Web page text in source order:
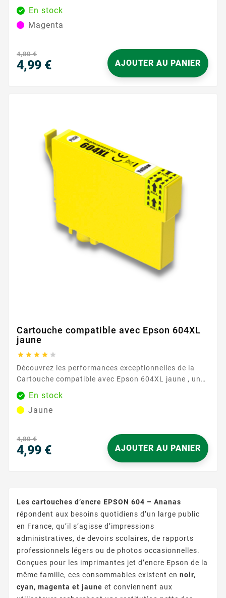
disponible exclusivement chez Easycartouche.
Conçue pour répondre aux normes élevées de qualité
et de fiabilité, cette cartouche magenta est un
couleurs éclatantes sans compromettre les
performances. Cette cartouche fait...
En stock
Magenta
4,80 €
4,99 € AJOUTER AU PANIER
Cartouche compatible avec Epson 604XL
jaune
    
Découvrez les performances exceptionnelles de la
Cartouche compatible avec Epson 604XL jaune , un
choix fiable pour ceux qui recherchent des résultats
d'impression vifs et constants. Conçue
spécifiquement pour votre imprimante Epson, cette
nuances jaunes éclatantes et fidèles à la réalité. Que
vous imprimiez des documents ou des...
En stock
Jaune
4,80 €
4,99 € AJOUTER AU PANIER
Les cartouches d’encre EPSON 604 – Ananas
répondent aux besoins quotidiens d’un large public
en France, qu’il s’agisse d’impressions
administratives, de devoirs scolaires, de rapports
professionnels légers ou de photos occasionnelles.
Conçues pour les imprimantes jet d’encre Epson de la
même famille, ces consommables existent en noir,
cyan, magenta et jaune et conviennent aux